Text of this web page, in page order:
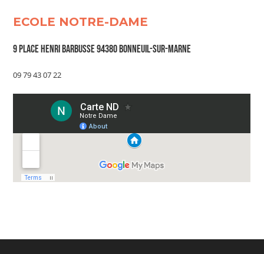
ECOLE NOTRE-DAME
9 Place Henri Barbusse 94380 Bonneuil-sur-Marne
09 79 43 07 22